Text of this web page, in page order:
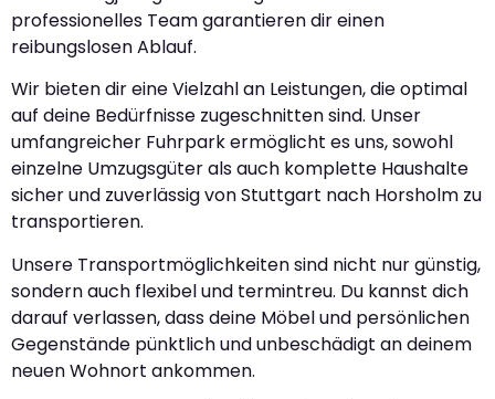
professionelles Team garantieren dir einen
reibungslosen Ablauf.
Wir bieten dir eine Vielzahl an Leistungen, die optimal
auf deine Bedürfnisse zugeschnitten sind. Unser
umfangreicher Fuhrpark ermöglicht es uns, sowohl
einzelne Umzugsgüter als auch komplette Haushalte
sicher und zuverlässig von Stuttgart nach Horsholm zu
transportieren.
Unsere Transportmöglichkeiten sind nicht nur günstig,
sondern auch flexibel und termintreu. Du kannst dich
darauf verlassen, dass deine Möbel und persönlichen
Gegenstände pünktlich und unbeschädigt an deinem
neuen Wohnort ankommen.